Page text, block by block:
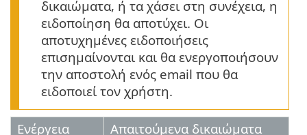
δικαιώματα, ή τα χάσει στη συνέχεια, η
ειδοποίηση θα αποτύχει. Οι
αποτυχημένες ειδοποιήσεις
επισημαίνονται και θα ενεργοποιήσουν
την αποστολή ενός email που θα
ειδοποιεί τον χρήστη.
Ενέργεια Απαιτούμενα δικαιώματα